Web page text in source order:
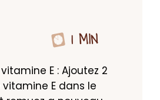
1 MIN
E : Ajoutez 2
E dans le